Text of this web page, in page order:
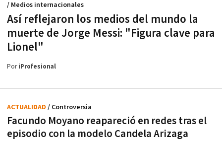
Así reflejaron los medios del mundo la
muerte de Jorge Messi: "Figura clave para
Lionel"
/ Medios internacionales
PoriProfesional
Facundo Moyano reapareció en redes tras el
episodio con la modelo Candela Arizaga
ACTUALIDAD / Controversia